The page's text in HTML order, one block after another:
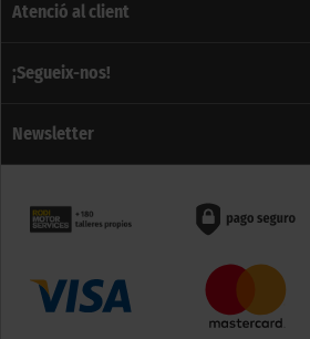
Atenció al client
¡Segueix-nos!
Newsletter